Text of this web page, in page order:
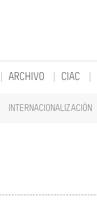
INTERNACIONALIZACIÓN
ARCHIVO CIAC